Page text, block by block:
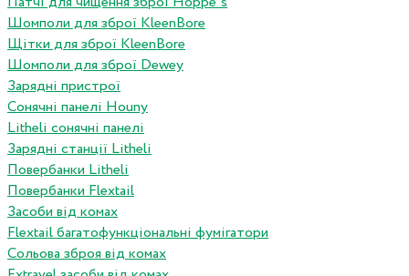
Шомполи для зброї KleenBore
Щітки для зброї KleenBore
Шомполи для зброї Dewey
Зарядні пристрої
Сонячні панелі Houny
Litheli сонячні панелі
Зарядні станції Litheli
Повербанки Litheli
Повербанки Flextail
Засоби від комах
Flextail багатофункціональні фумігатори
Сольова зброя від комах